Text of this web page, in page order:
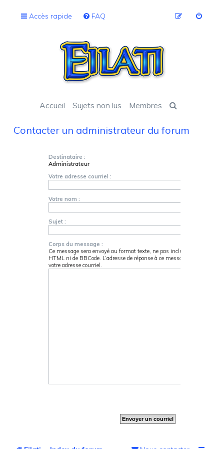
Accès rapide FAQ
Accueil Sujets non lus Membres
Contacter un administrateur du forum
Destinataire :
Administrateur
Votre adresse courriel :
Votre nom :
Sujet :
Corps du message :
Ce message sera envoyé au format texte, ne pas inclure de code
HTML ni de BBCode. L’adresse de réponse à ce message sera
votre adresse courriel.